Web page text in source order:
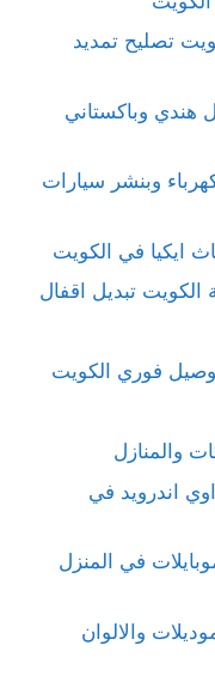
تصليح تمديد
هندي وباكستاني
وبنشر سيارات
ايكيا في الكويت
الكويت تبديل اقفال
فوري الكويت
والمنازل
اندرويد في
في المنزل
والالوان